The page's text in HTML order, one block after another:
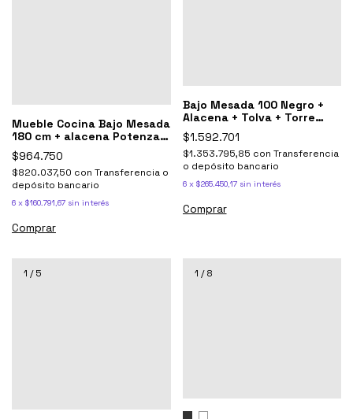
Mueble Cocina Bajo Mesada
180 cm + alacena Potenza
180 Blanco Y Gris
$964.750
$820.037,50 con Transferencia o
depósito bancario
6 x $160.791,67 sin interés
Comprar
Bajo Mesada 100 Negro +
Alacena + Tolva + Torre
Potenza
$1.592.701
$1.353.795,85 con Transferencia
o depósito bancario
6 x $265.450,17 sin interés
Comprar
1 /5 1 /8